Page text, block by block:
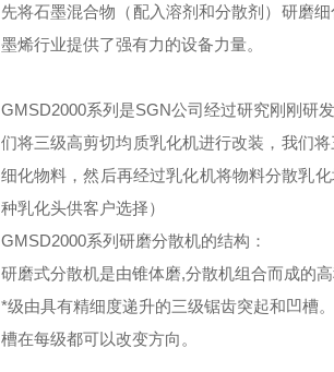
先将石墨混合物（配入溶剂和分散剂）研磨
墨烯行业提供了强有力的设备力量。
GMSD2000系列 是SGN公司经过研究刚刚研
们将三级高剪切均质乳化机进行改装，我们
细化物料，然后再经过乳化机将物料分散乳
种乳化头供客户选择）
GMSD2000系列研磨分散机的结构：
研磨式分散机是由锥体磨,分散机组合而成的高
*级由具有精细度递升的三级锯齿突起和凹槽
槽在每级都可以改变方向。